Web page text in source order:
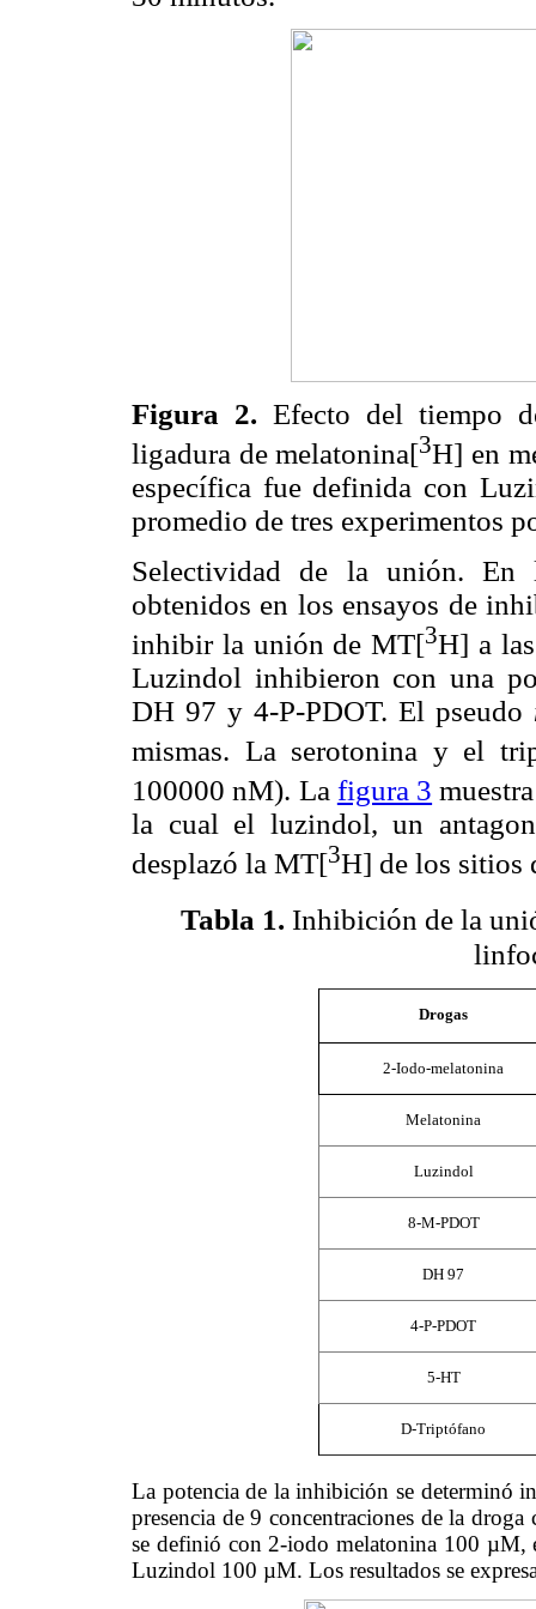
Figura 2. Efecto del tiempo
ligadura de melatonina[3H] en
específica fue definida con
promedio de tres experimentos
Selectividad de la unión.
obtenidos en los ensayos de
inhibir la unión de MT[3H] a
Luzindol inhibieron con una
DH 97 y 4-P-PDOT. El pseudo
mismas. La serotonina y el
100000 nM). La figura 3
la cual el luzindol, un
desplazó la MT[3H] de los sitios
Tabla 1. Inhibición de la
Drogas
2-Iodo-melatonina
Melatonina
Luzindol
8-M-PDOT
DH 97
4-P-PDOT
5-HT
D-Triptófano
La potencia de la inhibición se determinó
presencia de 9 concentraciones de la
se definió con 2-iodo melatonina 100 µM,
Luzindol 100 µM. Los resultados se